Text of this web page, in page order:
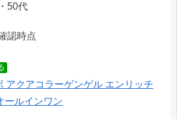
50代
認時点
アクアコラーゲンゲル エンリッチ
ールインワン